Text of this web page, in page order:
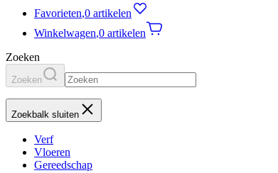
Favorieten,0 artikelen
Winkelwagen,0 artikelen
Zoeken
Zoeken
Zoekbalk sluiten
Verf
Vloeren
Gereedschap